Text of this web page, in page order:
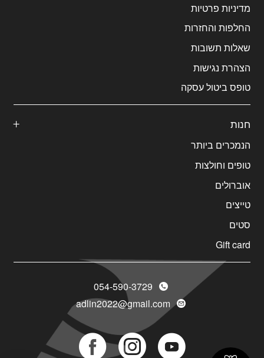
מדיניות פרטיות
החלפות והחזרות
שאלות תשובות
הצהרת נגישות
טופס ביטול עסקה
חנות
הנמכרים ביותר
טופים וחולצות
אוברולים
טייצים
סטים
Gift card
054-590-3729
adlin2022@gmail.com